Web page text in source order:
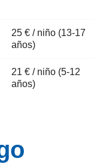
25 € / niño (13-17
años)
21 € / niño (5-12
años)